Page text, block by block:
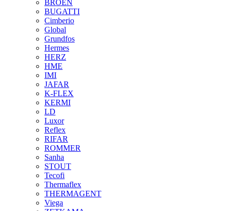
BROEN
BUGATTI
Cimberio
Global
Grundfos
Hermes
HERZ
HME
IMI
JAFAR
K-FLEX
KERMI
LD
Luxor
Reflex
RIFAR
ROMMER
Sanha
STOUT
Tecofi
Thermaflex
THERMAGENT
Viega